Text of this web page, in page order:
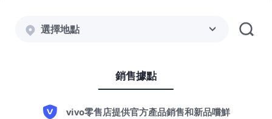
Select Location
選擇地點
銷售據點
vivo零售店提供官方產品銷售和新品嚐鮮